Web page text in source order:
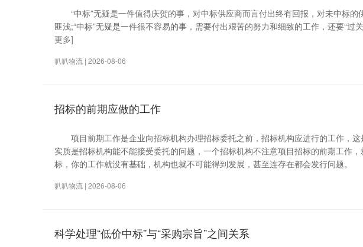
“中标”无疑是一件值得庆贺的事，对中标供应商而言付出终有回报，对未中标的
匪浅;“中标”无疑是一件很不容易的事，需要付出艰苦的努力和细致的工作，还要“过
更多]
叭叭物流 | 2026-08-06
招标的前期应做的工作
项目前期工作是企业向招标机构办理招标委托之前，招标机构应进行的工作，这
实质是招标机构能不能接受委托的问题，一个招标机构不注意项目招标的前期工作
标，你的工作就没有基础，机构也就不可能得到发展，甚至连存在都会发行问题
叭叭物流 | 2026-08-06
科学处理“低价中标”与“采购宗旨”之间关系